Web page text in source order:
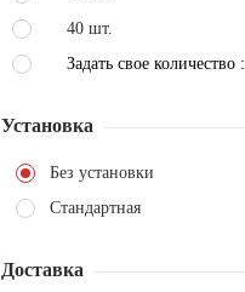
40 шт.
Задать свое количество :
Установка
Без установки
Стандартная
Доставка